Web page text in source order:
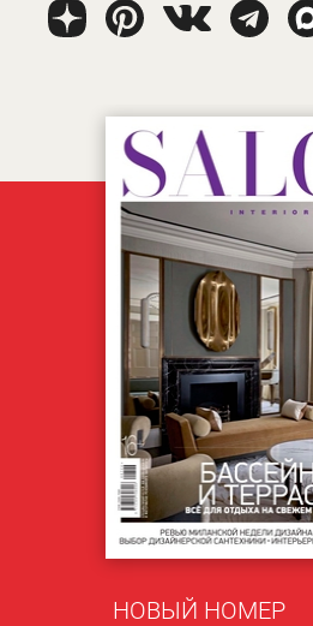
НОВЫЙ НОМЕР